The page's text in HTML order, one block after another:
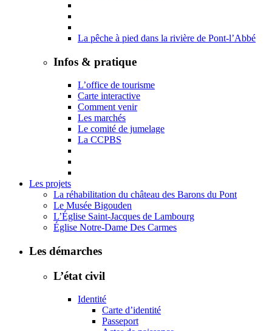
La pêche à pied dans la rivière de Pont-l’Abbé
Infos & pratique
L’office de tourisme
Carte interactive
Comment venir
Les marchés
Le comité de jumelage
La CCPBS
Les projets
La réhabilitation du château des Barons du Pont
Le Musée Bigouden
L’Église Saint-Jacques de Lambourg
Église Notre-Dame Des Carmes
Les démarches
L’état civil
Identité
Carte d’identité
Passeport